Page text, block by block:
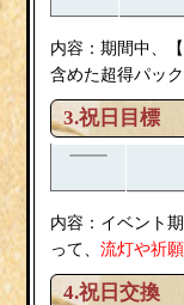
内容：期間中、
含めた超得パッ
3.祝日目標
内容：イベント
って、流灯や祈
4.祝日交換